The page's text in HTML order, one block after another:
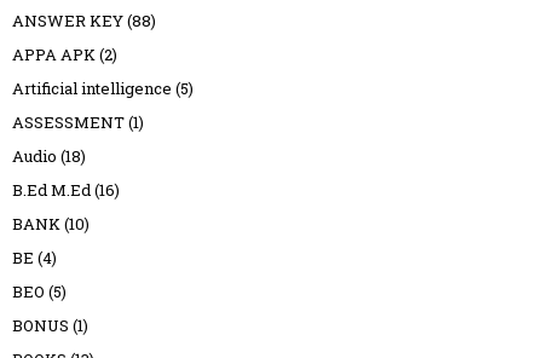
ANSWER KEY(88)
APPA APK(2)
Artificial intelligence (5)
ASSESSMENT(1)
Audio (18)
B.Ed M.Ed(16)
BANK(10)
BE (4)
BEO (5)
BONUS (1)